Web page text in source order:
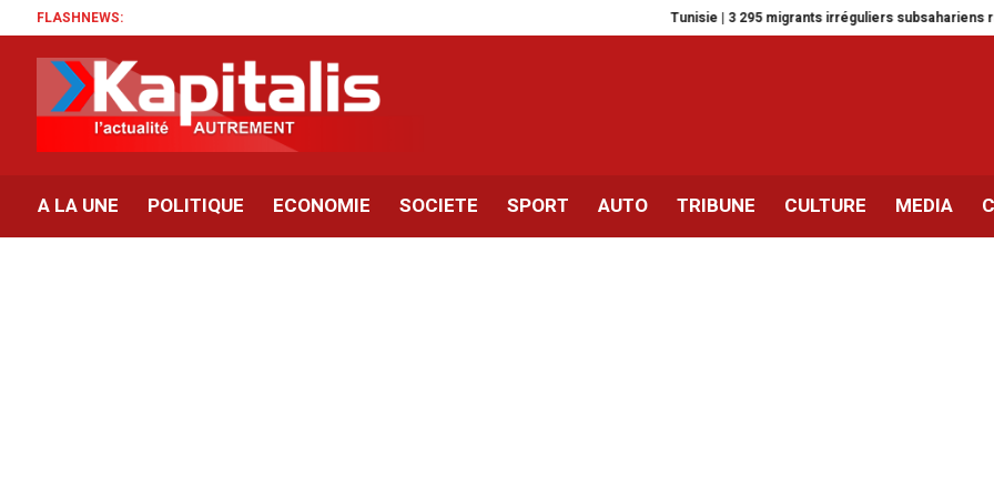
FLASHNEWS: Tunisie | 3 295 migrants irréguliers subsahariens rapatriés en six
A LA UNE POLITIQUE ECONOMIE SOCIETE SPORT AUTO TRIBUNE CULTURE MEDIA